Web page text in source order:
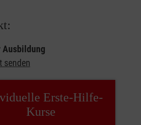
Ausbildung
senden
Erste-Hilfe-
Kurse